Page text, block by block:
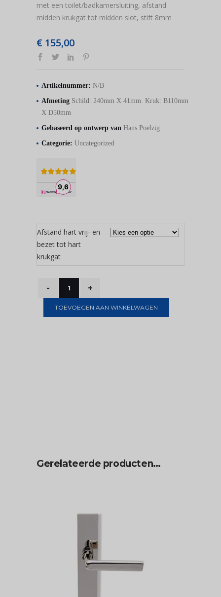
met een toilet/badkamersluiting, afstand
midden krukgat tot midden slot, stift 8mm
€ 155,00
Artikelnummer: N/B
Afmeting Schild: 240mm X 41mm. Kruk: B110mm
X D50mm
Gebaseerd op ontwerp van Hans Poelzig
Categorie: Uncategorized
Afstand hart vrij- en
bezet tot hart
krukgat
TOEVOEGEN AAN WINKELWAGEN
Gerelateerde producten…